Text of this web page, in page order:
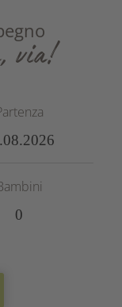
via!